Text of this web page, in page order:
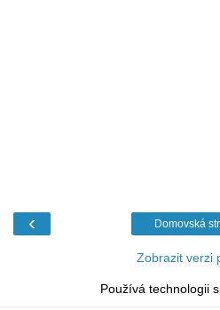
‹ Domovská
Zobrazit verzi
Používá technologii